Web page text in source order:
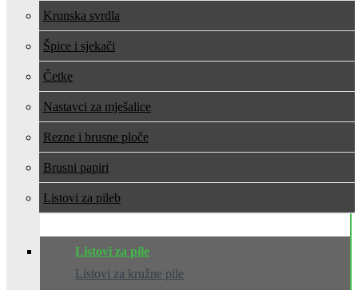
Krunska svrdla
Špice i sjekači
Četke
Nastavci za mješalice
Rezne i brusne ploče
Brusni papiri
Listovi za pile
Listovi za pile
Listovi za kružne pile